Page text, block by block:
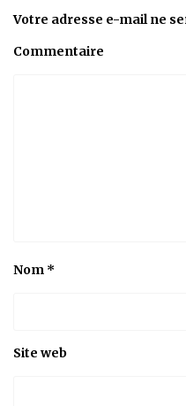
Votre adresse e-mail ne
Commentaire
Nom *
Site web